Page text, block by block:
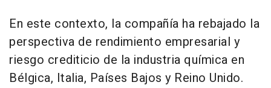
En este contexto, la compañía ha rebajado la
perspectiva de rendimiento empresarial y
riesgo crediticio de la industria química en
Bélgica, Italia, Países Bajos y Reino Unido.